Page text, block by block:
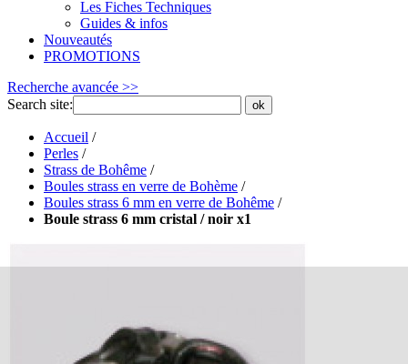
Les Fiches Techniques
Guides & infos
Nouveautés
PROMOTIONS
Recherche avancée >>
Search site:
ok
Accueil /
Perles /
Strass de Bohême /
Boules strass en verre de Bohème /
Boules strass 6 mm en verre de Bohême /
Boule strass 6 mm cristal / noir x1